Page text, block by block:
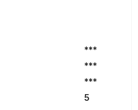
***
***
***
5